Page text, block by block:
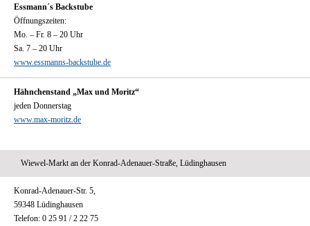
Essmann´s Backstube
Öffnungszeiten:
Mo. – Fr. 8 – 20 Uhr
Sa. 7 – 20 Uhr
www.essmanns-backstube.de
Hähnchenstand „Max und Moritz“
jeden Donnerstag
www.max-moritz.de
Wiewel-Markt an der Konrad-Adenauer-Straße, Lüdinghausen
Konrad-Adenauer-Str. 5,
59348 Lüdinghausen
Telefon: 0 25 91 / 2 22 75